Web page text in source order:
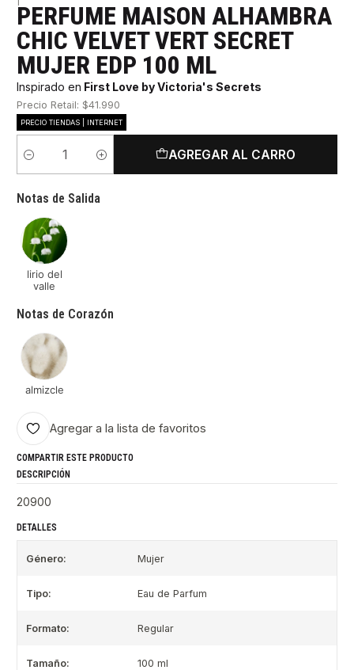
PERFUME MAISON ALHAMBRA
CHIC VELVET VERT SECRET
MUJER EDP 100 ML
Inspirado en First Love by Victoria's Secrets
Precio Retail: $41.990
PRECIO TIENDAS | INTERNET
Cantidad
AGREGAR AL CARRO
Notas de Salida
lirio del
valle
Notas de Corazón
almizcle
Agregar a la lista de favoritos
COMPARTIR ESTE PRODUCTO
DESCRIPCIÓN
20900
DETALLES
Género: Mujer
Tipo: Eau de Parfum
Formato: Regular
Tamaño: 100 ml